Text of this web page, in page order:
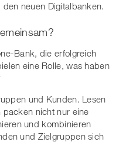
neuen Digitalbanken.
Bank, die erfolgreich
eine Rolle, was haben
und Kunden. Lesen
packen nicht nur eine
und kombinieren
und Zielgruppen sich